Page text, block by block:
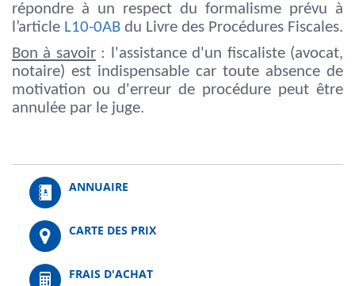
répondre à un respect du formalisme prévu à
l’article L10-0AB du Livre des Procédures Fiscales.
Bon à savoir: l'assistance d'un fiscaliste (avocat,
notaire) est indispensable car toute absence de
motivation ou d'erreur de procédure peut être
annulée par le juge.
ANNUAIRE
CARTE DES PRIX
FRAIS D'ACHAT